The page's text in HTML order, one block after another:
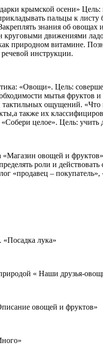
крымской осени» Цель:
пальцы к
знания об
круговыми движениями
природном витамине.
инструкции.
«Овощи». Цель:
мытья фруктов
ощущений. «Что
также их
целое». Цель: учить
овощей и
роли и
«продавец –
«Посадка лука»
« Наши друзья-
овощей и фруктов»